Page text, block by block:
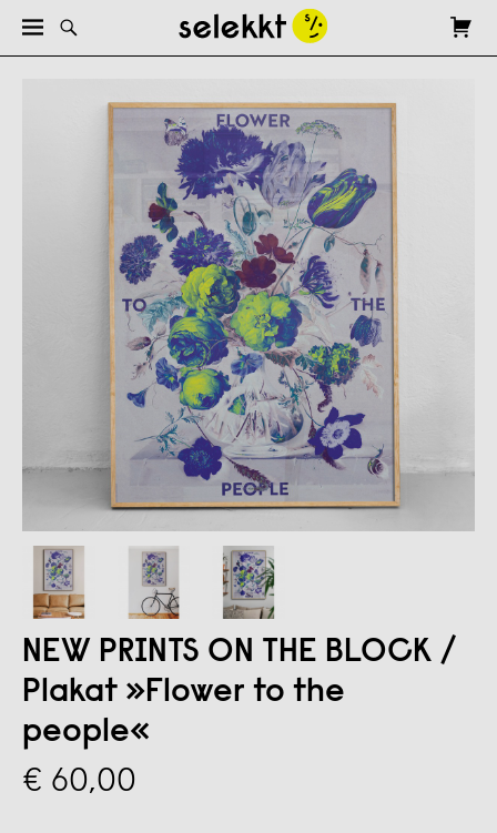
NEW PRINTS ON THE BLOCK /
Plakat »Flower to the
people«
€ 60,00